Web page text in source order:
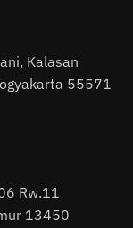
Kalasan
55571
Rw.11
13450